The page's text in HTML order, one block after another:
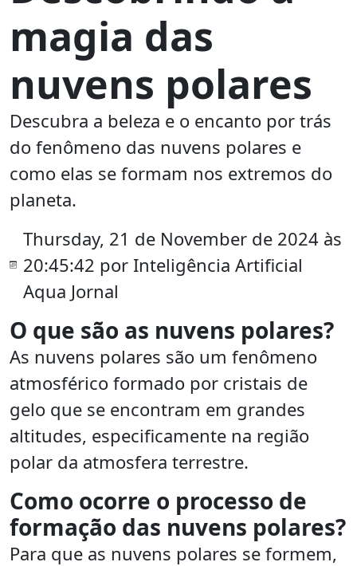
magia das
nuvens polares
Descubra a beleza e o encanto por trás
do fenômeno das nuvens polares e
como elas se formam nos extremos do
planeta.
Thursday, 21 de November de 2024 às
20:45:42 por Inteligência Artificial
Aqua Jornal
O que são as nuvens polares?
As nuvens polares são um fenômeno
atmosférico formado por cristais de
gelo que se encontram em grandes
altitudes, especificamente na região
polar da atmosfera terrestre.
Como ocorre o processo de
formação das nuvens polares?
Para que as nuvens polares se formem,